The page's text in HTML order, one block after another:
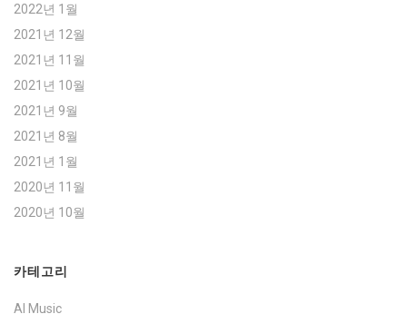
2022년 1월
2021년 12월
2021년 11월
2021년 10월
2021년 9월
2021년 8월
2021년 1월
2020년 11월
2020년 10월
카테고리
AI Music